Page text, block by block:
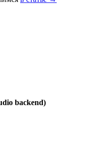
backend)